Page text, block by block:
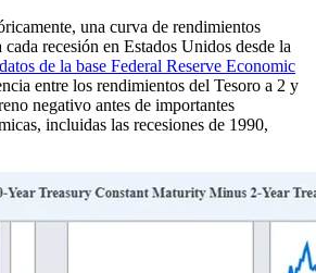
una curva de rendimientos
recesión en Estados Unidos desde la
de la base Federal Reserve Economic
entre los rendimientos del Tesoro a 2 y
negativo antes de importantes
incluidas las recesiones de 1990,